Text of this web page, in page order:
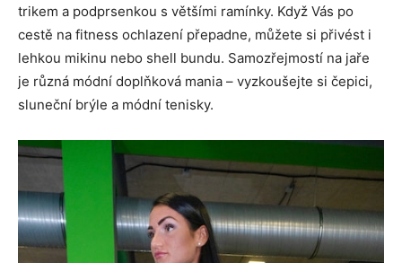
trikem a podprsenkou s většími ramínky. Když Vás po
cestě na fitness ochlazení přepadne, můžete si přivést i
lehkou mikinu nebo shell bundu. Samozřejmostí na jaře
je různá módní doplňková mania – vyzkoušejte si čepici,
sluneční brýle a módní tenisky.